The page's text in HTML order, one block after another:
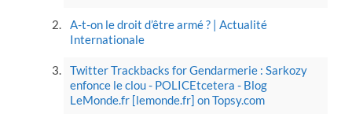
A-t-on le droit d’être armé ? | Actualité
Internationale
Twitter Trackbacks for Gendarmerie : Sarkozy
enfonce le clou - POLICEtcetera - Blog
LeMonde.fr [lemonde.fr] on Topsy.com